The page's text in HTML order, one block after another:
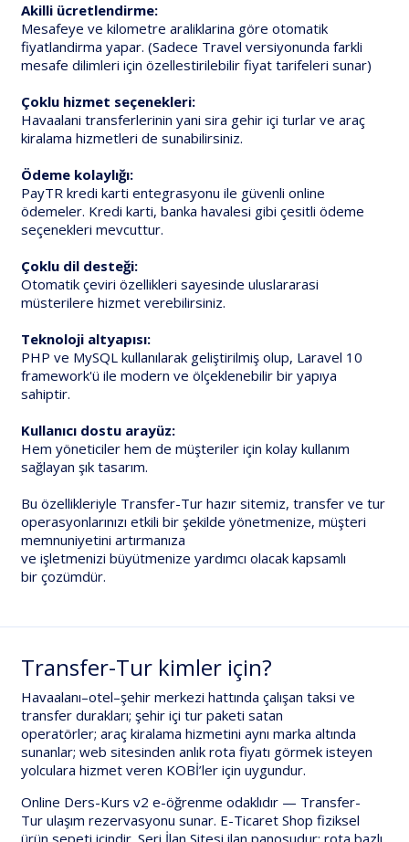
Akilli ücretlendirme:
Mesafeye ve kilometre araliklarina göre otomatik
fiyatlandirma yapar. (Sadece Travel versiyonunda farkli
mesafe dilimleri için özellestirilebilir fiyat tarifeleri sunar)
Çoklu hizmet seçenekleri:
Havaalani transferlerinin yani sira gehir içi turlar ve araç
kiralama hizmetleri de sunabilirsiniz.
Ödeme kolaylığı:
PayTR kredi karti entegrasyonu ile güvenli online
ödemeler. Kredi karti, banka havalesi gibi çesitli ödeme
seçenekleri mevcuttur.
Çoklu dil desteği:
Otomatik çeviri özellikleri sayesinde uluslararasi
müsterilere hizmet verebilirsiniz.
Teknoloji altyapısı:
PHP ve MySQL kullanılarak geliştirilmiş olup, Laravel 10
framework'ü ile modern ve ölçeklenebilir bir yapıya
sahiptir.
Kullanıcı dostu arayüz:
Hem yöneticiler hem de müşteriler için kolay kullanım
sağlayan şık tasarım.
Bu özellikleriyle Transfer-Tur hazır sitemiz, transfer ve tur
operasyonlarınızı etkili bir şekilde yönetmenize, müşteri
memnuniyetini artırmanıza
ve işletmenizi büyütmenize yardımcı olacak kapsamlı
bir çozümdür.
Transfer-Tur kimler için?
Havaalanı–otel–şehir merkezi hattında çalışan taksi ve
transfer durakları; şehir içi turpaketi satan
operatörler; araç kiralama hizmetini aynı marka altında
sunanlar; web sitesinden anlık rota fiyatı görmek isteyen
yolculara hizmet veren KOBİ’ler için uygundur.
Online Ders-Kurs v2 e-öğrenme odaklıdır — Transfer-
Turulaşım rezervasyonu sunar. E-Ticaret Shop fiziksel
ürün sepeti içindir. Seri İlan Sitesi ilan panosudur; rota bazlı